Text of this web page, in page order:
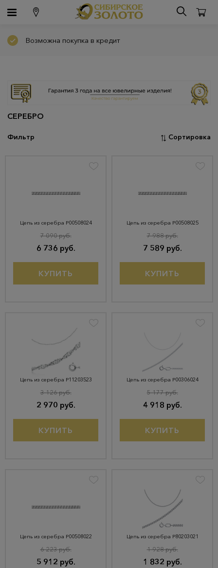
Возможна покупка в кредит
СЕРЕБРО
Фильтр Сортировка
Цепь из серебра Р00508024
6 736 руб.
7 090 руб.
КУПИТЬ
Цепь из серебра Р00508025
7 589 руб.
7 988 руб.
КУПИТЬ
Цепь из серебра Р11203523
2 970 руб.
3 126 руб.
КУПИТЬ
Цепь из серебра Р00306024
4 918 руб.
5 177 руб.
КУПИТЬ
Цепь из серебра Р00508022
5 912 руб.
6 223 руб.
Цепь из серебра Р80203021
1 832 руб.
1 928 руб.